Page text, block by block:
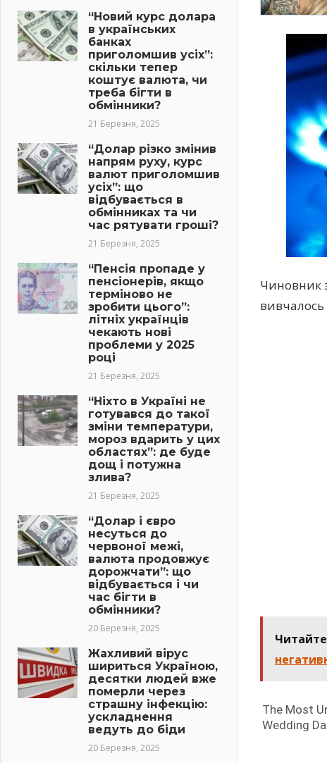
Чиновник
вивчалось
“Новий курс долара
в українських
банках
приголомшив усіх”:
скільки тепер
коштує валюта, чи
треба бігти в
обмінники?
21 Березня, 2025
“Долар різко змінив
напрям руху, курс
валют приголомшив
усіх”: що
відбувається в
обмінниках та чи
час рятувати гроші?
21 Березня, 2025
“Пенсія пропаде у
пенсіонерів, якщо
терміново не
зробити цього”:
літніх українців
чекають нові
проблеми у 2025
році
21 Березня, 2025
“Ніхто в Україні не
готувався до такої
зміни температури,
мороз вдарить у цих
областях”: де буде
дощ і потужна
злива?
21 Березня, 2025
“Долар і євро
несуться до
червоної межі,
валюта продовжує
дорожчати”: що
відбувається і чи
час бігти в
обмінники?
20 Березня, 2025
Жахливий вірус
шириться Україною,
десятки людей вже
померли через
страшну інфекцію:
ускладнення
ведуть до біди
20 Березня, 2025